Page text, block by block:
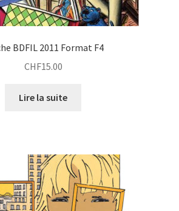
BDFIL 2011 Format F4
CHF15.00
Lire la suite